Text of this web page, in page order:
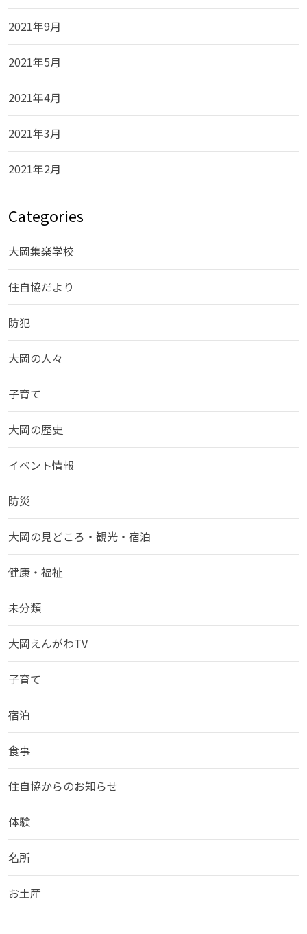
2021年9月
2021年5月
2021年4月
2021年3月
2021年2月
Categories
大岡集楽学校
住自協だより
防犯
大岡の人々
子育て
大岡の歴史
イベント情報
防災
大岡の見どころ・観光・宿泊
健康・福祉
未分類
大岡えんがわTV
子育て
宿泊
食事
住自協からのお知らせ
体験
名所
お土産